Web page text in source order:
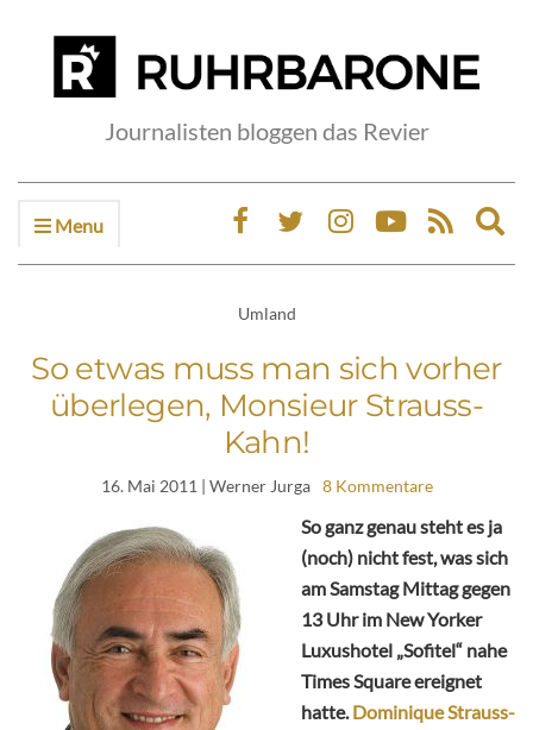
Journalisten bloggen das Revier
Menu
Umland
So etwas muss man sich vorher
überlegen, Monsieur Strauss-
Kahn!
16. Mai 2011 | Werner Jurga 8 Kommentare
So ganz genau steht es ja
(noch) nicht fest, was sich
am Samstag Mittag gegen
13 Uhr im New Yorker
Luxushotel „Sofitel“ nahe
Times Square ereignet
hatte.Dominique Strauss-